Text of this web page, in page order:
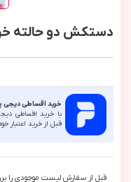
دستکش دو حالته
خرید اقساطی دیجی
با خرید اقساطی
قبل از خرید اعتبار
قبل از سفارش لیست موجودی را